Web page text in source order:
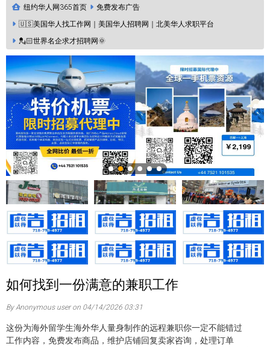
纽约华人网365首页
免费发布广告
🇺🇸美国华人找工作网｜美国华人招聘网｜北美华人求职平台
💂🏻世界名企求才招聘网🌞
如何找到一份满意的兼职工作
By Anonymous user on 04/14/2026 03:31
这份为海外留学生海外华人量身制作的远程兼职你一定不能错过
工作内容，免费发布商品，维护店铺回复卖家咨询，处理订单